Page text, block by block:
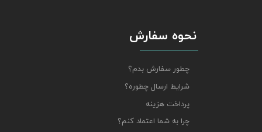
نحوه سفارش
چطور سفارش بدم؟
شرایط ارسال چطوره؟
پرداخت هزینه
چرا به شما اعتماد کنم؟